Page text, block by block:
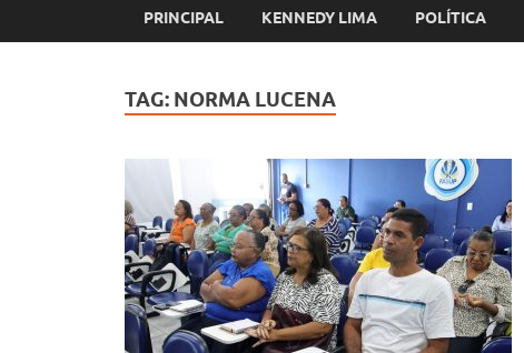
PRINCIPAL KENNEDY LIMA POLÍTICA
TAG: NORMA LUCENA